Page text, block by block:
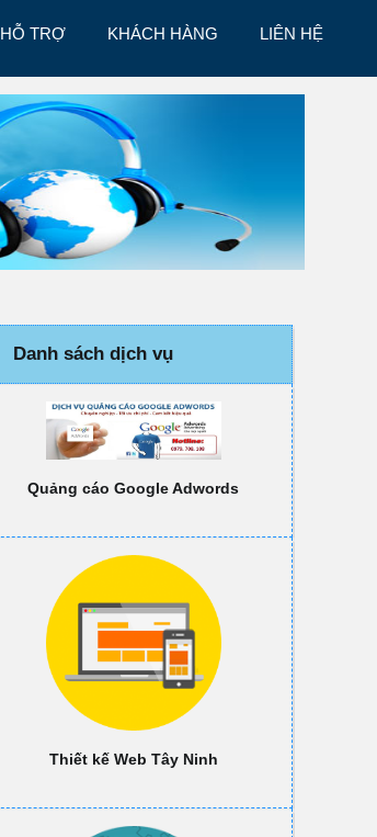
HỖ TRỢ KHÁCH HÀNG LIÊN HỆ
Danh sách dịch vụ
Quảng cáo Google Adwords
Thiết kế Web Tây Ninh